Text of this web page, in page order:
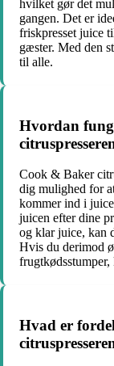
hvilket gør det
gangen. Det er
friskpresset juice
gæster. Med den
til alle.
Hvordan
Cook & Baker
dig mulighed for
kommer ind i
juicen efter dine
og klar juice, kan
Hvis du derimod
frugtkødsstumper,
Hvad er